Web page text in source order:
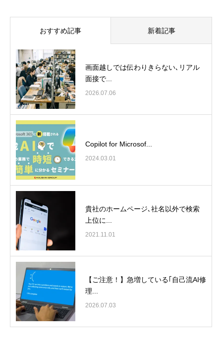
おすすめ記事 新着記事
画面越しでは伝わりきらない､リアル
面接で...
2026.07.06
Copilot for Microsof...
2024.03.01
貴社のホームページ､社名以外で検索
上位に...
2021.11.01
【ご注意！】急増している｢自己流AI修
理...
2026.07.03